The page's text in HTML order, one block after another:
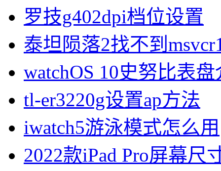
罗技g402dpi档位设置
泰坦陨落2找不到
watchOS 10史努比表
tl-er3220g设置ap方法
iwatch5游泳模式怎么用
2022款iPad Pro屏幕尺